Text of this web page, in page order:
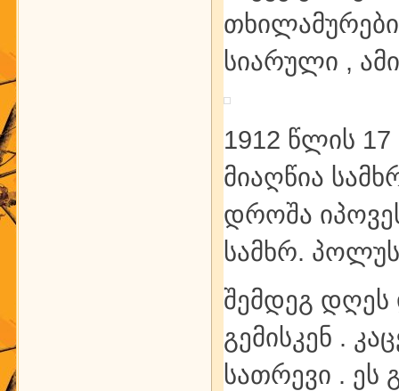
სიარული ,
1912 წლის
მიაღწია
დროშა
სამხრ.
შემდეგ დღეს
გემისკენ .
სათრევი . ეს